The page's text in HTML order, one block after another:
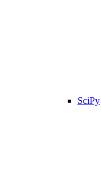
SciPy